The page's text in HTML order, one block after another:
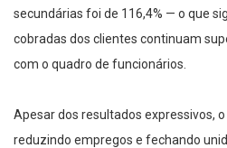
secundárias foi de 116,4% — o que
cobradas dos clientes continuam
com o quadro de funcionários.
Apesar dos resultados expressivos,
reduzindo empregos e fechando